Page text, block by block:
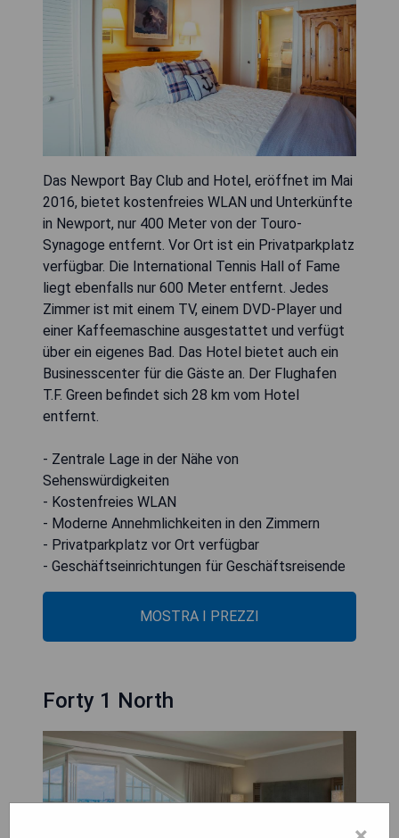
Das Newport Bay Club and Hotel, eröffnet im Mai
2016, bietet kostenfreies WLAN und Unterkünfte
in Newport, nur 400 Meter von der Touro-
Synagoge entfernt. Vor Ort ist ein Privatparkplatz
verfügbar. Die International Tennis Hall of Fame
liegt ebenfalls nur 600 Meter entfernt. Jedes
Zimmer ist mit einem TV, einem DVD-Player und
einer Kaffeemaschine ausgestattet und verfügt
über ein eigenes Bad. Das Hotel bietet auch ein
Businesscenter für die Gäste an. Der Flughafen
T.F. Green befindet sich 28 km vom Hotel
entfernt.
- Zentrale Lage in der Nähe von
Sehenswürdigkeiten
- Kostenfreies WLAN
- Moderne Annehmlichkeiten in den Zimmern
- Privatparkplatz vor Ort verfügbar
- Geschäftseinrichtungen für Geschäftsreisende
MOSTRA I PREZZI
Forty 1 North